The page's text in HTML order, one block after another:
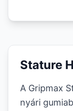
Stature
A Gripmax
nyári